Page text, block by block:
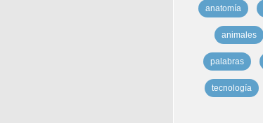
anatomía
animales
palabras
tecnología